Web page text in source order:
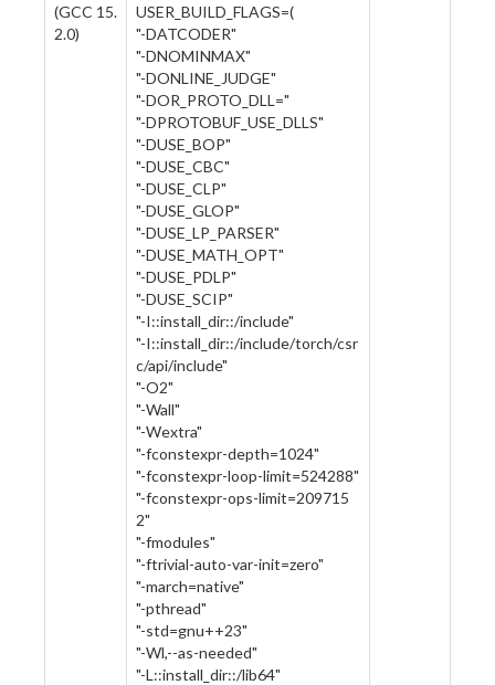
(GCC 15.
2.0)
USER_BUILD_FLAGS=(
"-DATCODER"
"-DNOMINMAX"
"-DONLINE_JUDGE"
"-DOR_PROTO_DLL="
"-DPROTOBUF_USE_DLLS"
"-DUSE_BOP"
"-DUSE_CBC"
"-DUSE_CLP"
"-DUSE_GLOP"
"-DUSE_LP_PARSER"
"-DUSE_MATH_OPT"
"-DUSE_PDLP"
"-DUSE_SCIP"
"-I::install_dir::/include"
"-I::install_dir::/include/torch/csr
c/api/include"
"-O2"
"-Wall"
"-Wextra"
"-fconstexpr-depth=1024"
"-fconstexpr-loop-limit=524288"
"-fconstexpr-ops-limit=209715
2"
"-fmodules"
"-ftrivial-auto-var-init=zero"
"-march=native"
"-pthread"
"-std=gnu++23"
"-Wl,--as-needed"
"-L::install_dir::/lib64"